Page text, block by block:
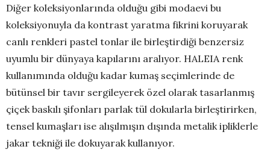
Diğer koleksiyonlarında olduğu gibi modaevi bu
koleksiyonuyla da kontrast yaratma fikrini koruyarak
canlı renkleri pastel tonlar ile birleştirdiği benzersiz
uyumlu bir dünyaya kapılarını aralıyor. HALEIA renk
kullanımında olduğu kadar kumaş seçimlerinde de
bütünsel bir tavır sergileyerek özel olarak tasarlanmış
çiçek baskılı şifonları parlak tül dokularla birleştirirken,
tensel kumaşları ise alışılmışın dışında metalik ipliklerle
jakar tekniği ile dokuyarak kullanıyor.